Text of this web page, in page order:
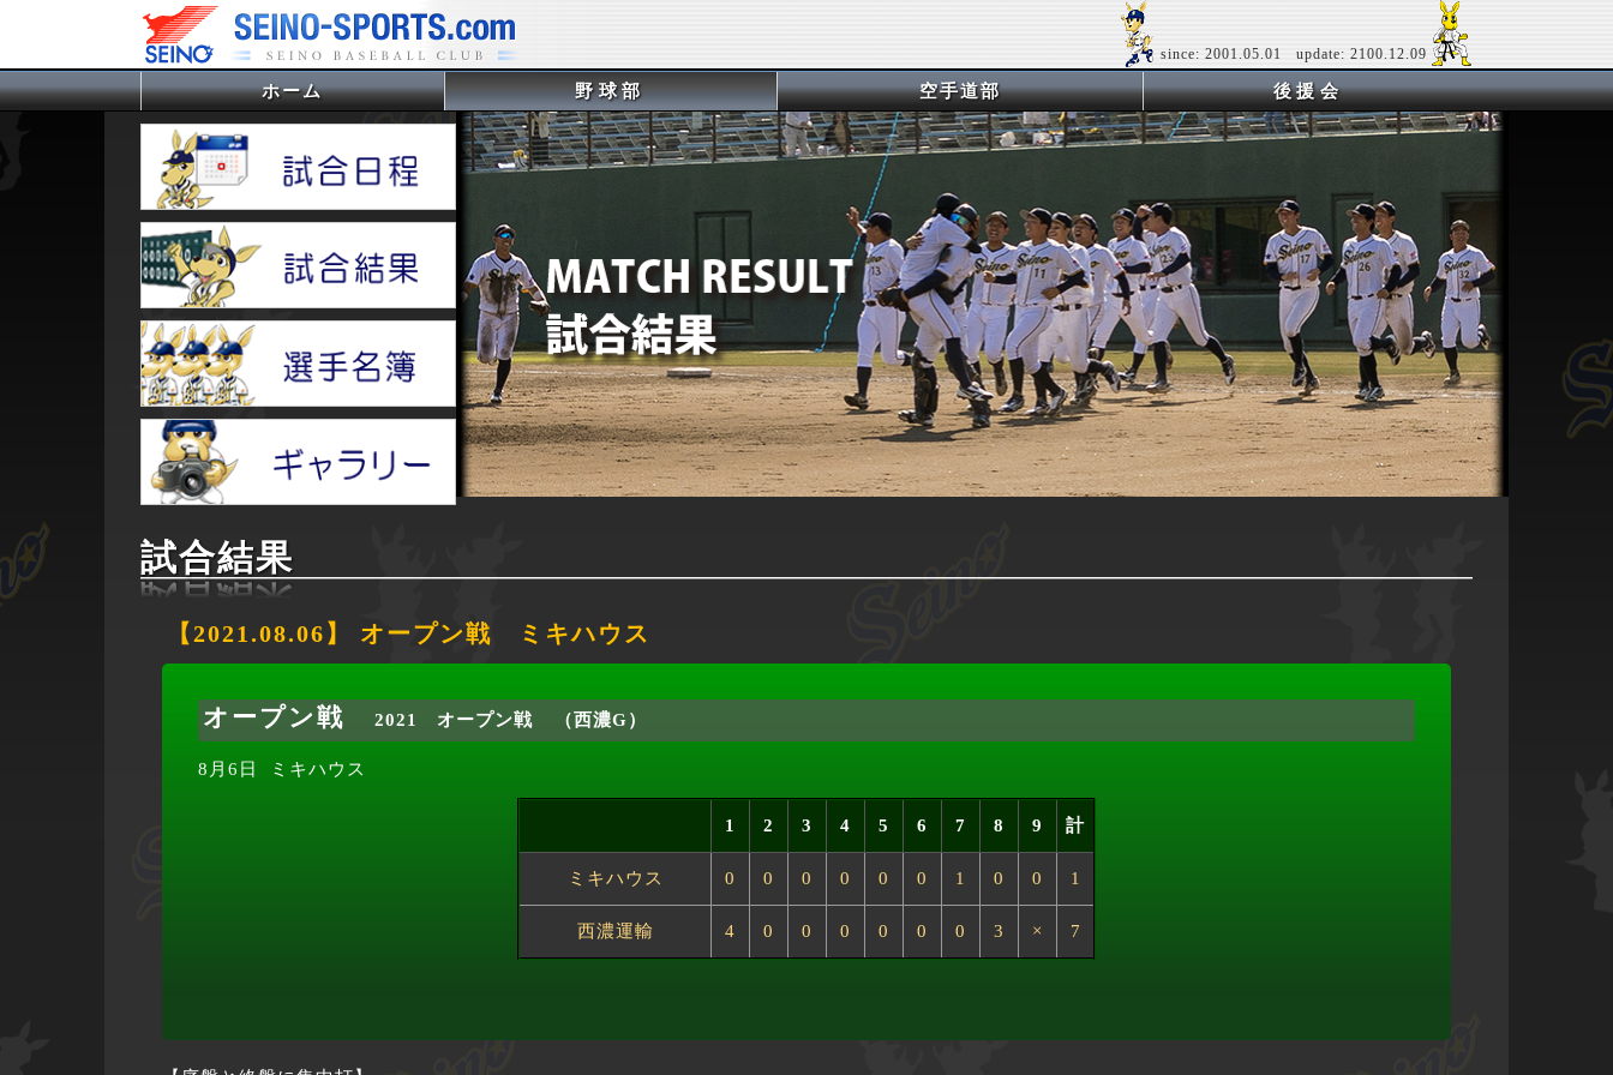
since: 2001.05.01 update: 2100.12.09
ホーム(current) 野球部 空手道部 後援会
試合結果
【2021.08.06】 オープン戦 ミキハウス
オープン戦 2021 オープン戦 （西濃G）
8月6日 ミキハウス
1 2 3 4 5 6 7 8 9 計
ミキハウス 0 0 0 0 0 0 1 0 0 1
西濃運輸 4 0 0 0 0 0 0 3 × 7